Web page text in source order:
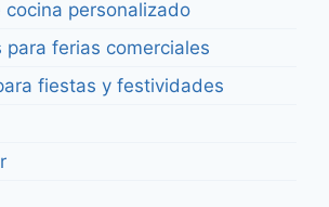
cocina personalizado
para ferias comerciales
fiestas y festividades